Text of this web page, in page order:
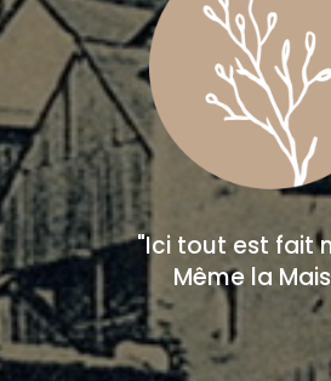
"Ici tout est fait
Même la